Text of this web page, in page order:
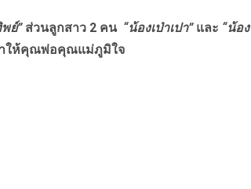
ย์” ส่วนลูกสาว 2 คน “น้องเป่าเปา”และ “น้อง
ำให้คุณพ่อคุณแม่ภูมิใจ